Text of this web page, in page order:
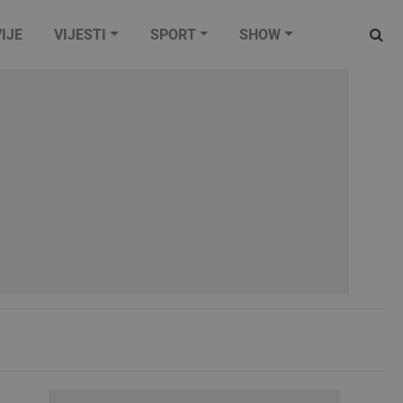
VIJESTI SPORT SHOW